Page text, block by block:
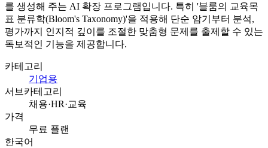
를 생성해 주는 AI 확장 프로그램입니다. 특히 '블룸의 교육목
표 분류학(Bloom's Taxonomy)'을 적용해 단순 암기부터 분석,
평가까지 인지적 깊이를 조절한 맞춤형 문제를 출제할 수 있는
독보적인 기능을 제공합니다.
카테고리
기업용
서브카테고리
채용·HR·교육
가격
무료 플랜
한국어